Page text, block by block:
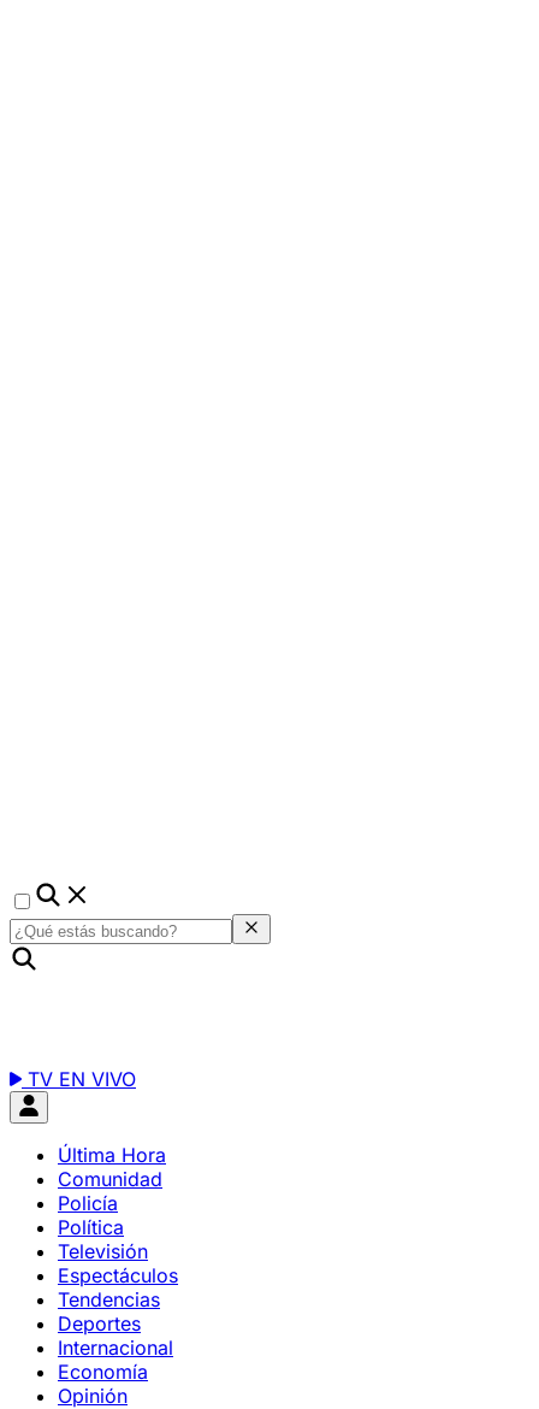
TV EN VIVO
Última Hora
Comunidad
Policía
Política
Televisión
Espectáculos
Tendencias
Deportes
Internacional
Economía
Opinión